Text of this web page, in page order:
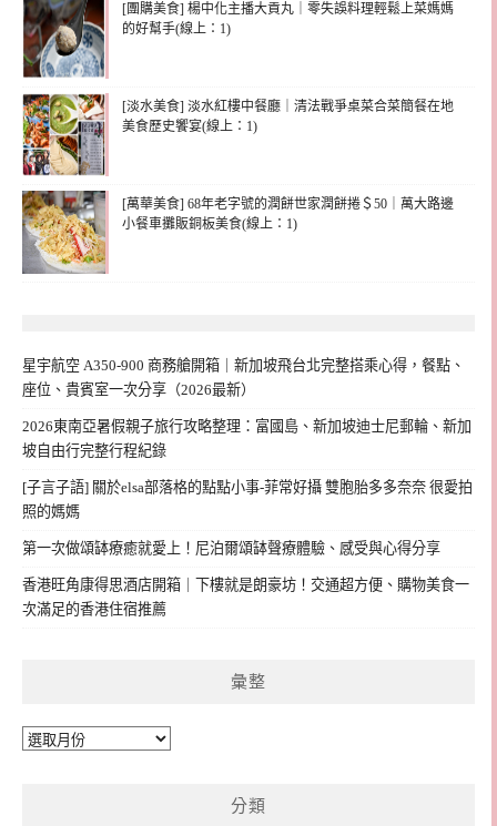
[團購美食] 楊中化主播大貢丸｜零失誤料理輕鬆上菜媽媽
的好幫手(線上：1)
[淡水美食] 淡水紅樓中餐廳｜清法戰爭桌菜合菜簡餐在地
美食歷史饗宴(線上：1)
[萬華美食] 68年老字號的潤餅世家潤餅捲＄50｜萬大路邊
小餐車攤販銅板美食(線上：1)
星宇航空 A350-900 商務艙開箱｜新加坡飛台北完整搭乘心得，餐點、
座位、貴賓室一次分享（2026最新）
2026東南亞暑假親子旅行攻略整理：富國島、新加坡迪士尼郵輪、新加
坡自由行完整行程紀錄
[子言子語] 關於elsa部落格的點點小事-菲常好攝 雙胞胎多多奈奈 很愛拍
照的媽媽
第一次做頌缽療癒就愛上！尼泊爾頌缽聲療體驗、感受與心得分享
香港旺角康得思酒店開箱｜下樓就是朗豪坊！交通超方便、購物美食一
次滿足的香港住宿推薦
彙整
彙
分類